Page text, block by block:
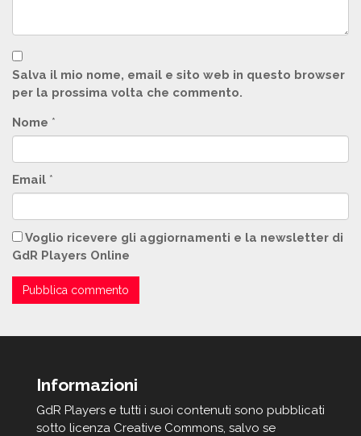
Salva il mio nome, email e sito web in questo browser
per la prossima volta che commento.
Nome *
Email *
Voglio ricevere gli aggiornamenti e la newsletter di
GdR Players Online
Informazioni
GdR Players e tutti i suoi contenuti sono pubblicati
sotto licenza Creative Commons, salvo se